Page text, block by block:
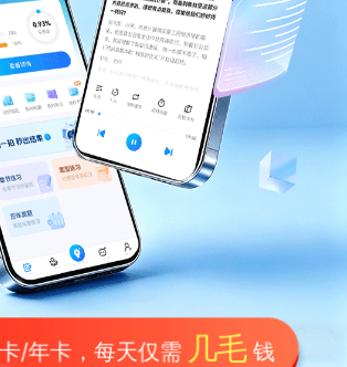
/年卡，每天仅需 几毛钱